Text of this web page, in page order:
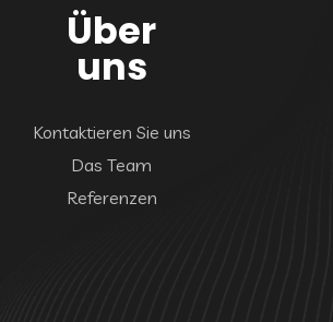
Über
uns
Kontaktieren Sie uns
Das Team
Referenzen